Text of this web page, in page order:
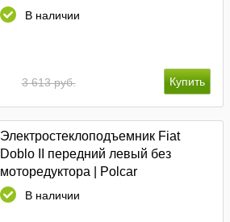
В наличии
3 613 руб.
Электростеклоподъемник Fiat
Doblo II передний левый без
моторедуктора | Polcar
В наличии